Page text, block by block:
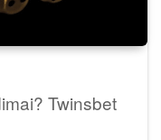
Twinsbet